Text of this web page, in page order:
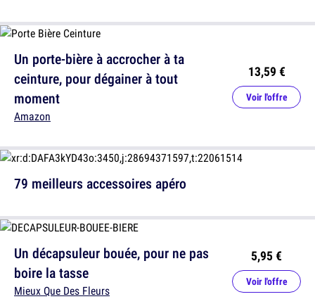
Un porte-bière à accrocher à ta
ceinture, pour dégainer à tout
moment
Amazon
13,59 €
Voir l'offre
Un décapsuleur bouée, pour ne pas
boire la tasse
Mieux Que Des Fleurs
5,95 €
Voir l'offre
79 meilleurs accessoires apéro